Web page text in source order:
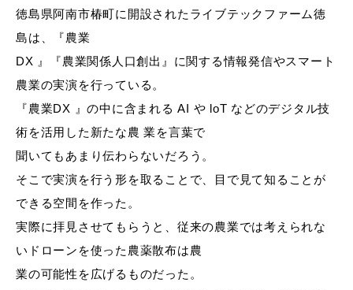
徳島県阿南市椿町に開設されたライブテックファーム徳
島は、『農業
DX 』『農業関係人口創出』に関する情報発信やスマート
農業の実演を行っている。
『農業DX 』の中に含まれる AI や loT などのデジタル技
術を活用した新たな農 業を言葉で
聞いてもあまり伝わらないだろう。
そこで実演を行う形を取ることで、目で見て知ることが
できる空間を作った。
実際に拝見させてもらうと、従来の農業では考えられな
いドローンを使った農薬散布は農
業の可能性を広げるものだった。